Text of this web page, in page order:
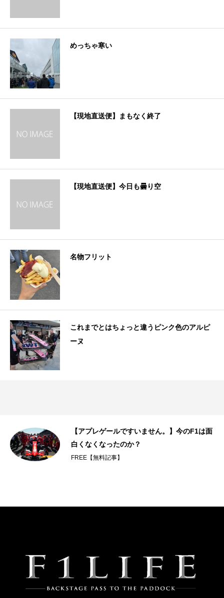
めっちゃ寒い
【現地直送便】まもなく終了
【現地直送便】今日も曇り空
名物フリット
これまでとはちょっと違うピンク色のアルピ
ーヌ
【アプレゲールですいません。】今のF1は面
白くなくなったのか？
FREE【無料記事】